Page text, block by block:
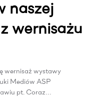
naszej
wernisażu
wernisaż wystawy
Mediów ASP
pt. Coraz…